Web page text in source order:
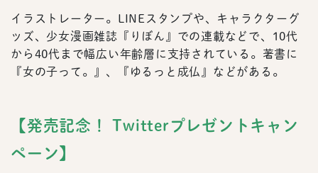
イラストレーター。LINEスタンプや、キャラクターグ
ッズ、少女漫画雑誌『りぼん』での連載などで、10代
から40代まで幅広い年齢層に支持されている。著書に
『女の子って。』、『ゆるっと成仏』などがある。
【発売記念！ Twitterプレゼントキャン
ペーン】